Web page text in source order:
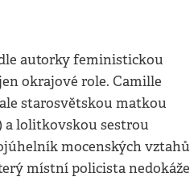
autorky feministickou
okrajové role. Camille
starosvětskou matkou
a lolitkovskou sestrou
mocenských vztahů
místní policista nedokáže